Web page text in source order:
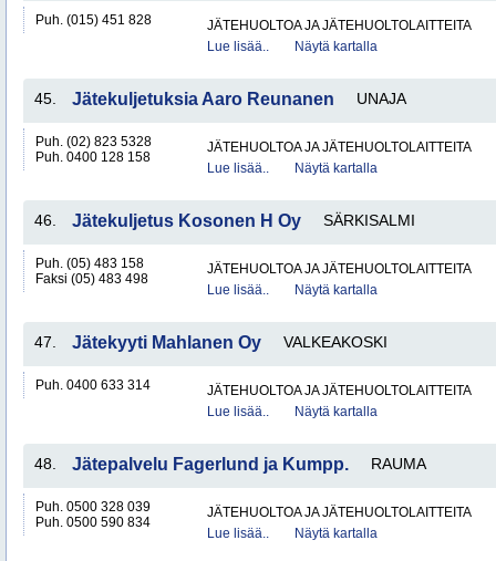
Puh. (015) 451 828
JÄTEHUOLTOA JA JÄTEHUOLTOLAITTEITA
Lue lisää..
Näytä kartalla
45. Jätekuljetuksia Aaro Reunanen UNAJA
Puh. (02) 823 5328
Puh. 0400 128 158
JÄTEHUOLTOA JA JÄTEHUOLTOLAITTEITA
Lue lisää..
Näytä kartalla
46. Jätekuljetus Kosonen H Oy SÄRKISALMI
Puh. (05) 483 158
Faksi (05) 483 498
JÄTEHUOLTOA JA JÄTEHUOLTOLAITTEITA
Lue lisää..
Näytä kartalla
47. Jätekyyti Mahlanen Oy VALKEAKOSKI
Puh. 0400 633 314
JÄTEHUOLTOA JA JÄTEHUOLTOLAITTEITA
Lue lisää..
Näytä kartalla
48. Jätepalvelu Fagerlund ja Kumpp. RAUMA
Puh. 0500 328 039
Puh. 0500 590 834
JÄTEHUOLTOA JA JÄTEHUOLTOLAITTEITA
Lue lisää..
Näytä kartalla